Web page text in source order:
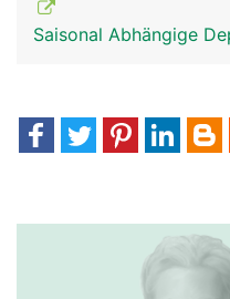
Epiphyse-
Saisonal Abhängige